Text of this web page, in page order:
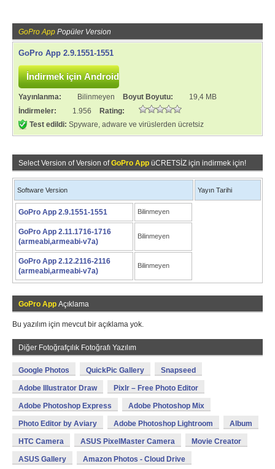
GoPro App Popüler Version
GoPro App 2.9.1551-1551
Yayınlanma: Bilinmeyen Boyut Boyutu:
19,4 MB
İndirmeler:
1.956
Rating:
Test edildi: Spyware, adware ve virüslerden ücretsiz
Select Version of Version ofGoPro App üCRETSİZ için indirmek için!
Software Version Yayın Tarihi
GoPro App 2.9.1551-1551 Bilinmeyen
GoPro App 2.11.1716-1716
(armeabi,armeabi-v7a)
Bilinmeyen
GoPro App 2.12.2116-2116
(armeabi,armeabi-v7a)
Bilinmeyen
GoPro App Açıklama
Bu yazılım için mevcut bir açıklama yok.
Diğer Fotoğrafçılık Fotoğrafı Yazılım
Google Photos QuickPic Gallery Snapseed
Adobe Illustrator Draw Pixlr – Free Photo Editor
Adobe Photoshop Express Adobe Photoshop Mix
Photo Editor by Aviary Adobe Photoshop Lightroom Album
HTC Camera ASUS PixelMaster Camera Movie Creator
ASUS Gallery Amazon Photos - Cloud Drive